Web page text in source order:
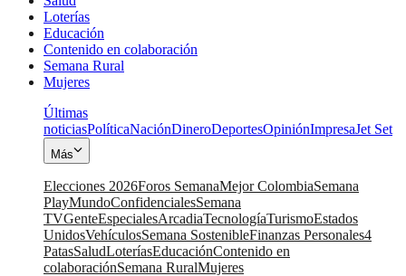
Loterías
Educación
Contenido en colaboración
Semana Rural
Mujeres
Últimas
noticiasPolíticaNaciónDineroDeportesOpiniónImpresaJet Set
Más
Elecciones 2026Foros SemanaMejor ColombiaSemana
PlayMundoConfidencialesSemana
TVGenteEspecialesArcadiaTecnologíaTurismoEstados
UnidosVehículosSemana SostenibleFinanzas Personales4
PatasSaludLoteríasEducaciónContenido en
colaboraciónSemana RuralMujeres